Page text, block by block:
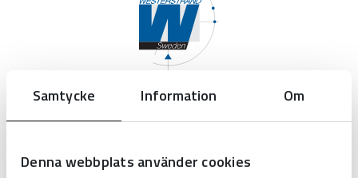
Samtycke Information Om
Denna webbplats använder cookies
Westerstrand Urfabrik AB
Tel:0506-480 00